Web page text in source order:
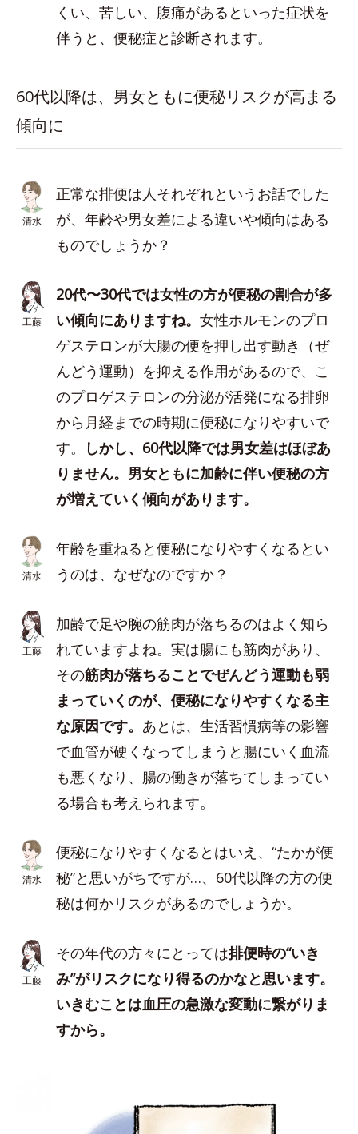
くい、苦しい、腹痛があるといった症状を
伴うと、便秘症と診断されます。
60代以降は、男女ともに便秘リスクが高まる
傾向に
清水
正常な排便は人それぞれというお話でした
が、年齢や男女差による違いや傾向はある
ものでしょうか？
工藤
20代〜30代では女性の方が便秘の割合が多
い傾向にありますね。 女性ホルモンのプロ
ゲステロンが大腸の便を押し出す動き（ぜ
んどう運動）を抑える作用があるので、こ
のプロゲステロンの分泌が活発になる排卵
から月経までの時期に便秘になりやすいで
す。
しかし、60代以降では男女差はほぼあ
りません。男女ともに加齢に伴い便秘の方
が増えていく傾向があります。
清水
年齢を重ねると便秘になりやすくなるとい
うのは、なぜなのですか？
工藤
加齢で足や腕の筋肉が落ちるのはよく知ら
れていますよね。実は腸にも筋肉があり、
その筋肉が落ちることでぜんどう運動も弱
まっていくのが、便秘になりやすくなる主
な原因です。 あとは、生活習慣病等の影響
で血管が硬くなってしまうと腸にいく血流
も悪くなり、腸の働きが落ちてしまってい
る場合も考えられます。
清水
便秘になりやすくなるとはいえ、“たかが便
秘”と思いがちですが…、60代以降の方の便
秘は何かリスクがあるのでしょうか。
工藤
その年代の方々にとっては排便時の“いき
み”がリスクになり得るのかなと思います。
いきむことは血圧の急激な変動に繋がりま
すから。